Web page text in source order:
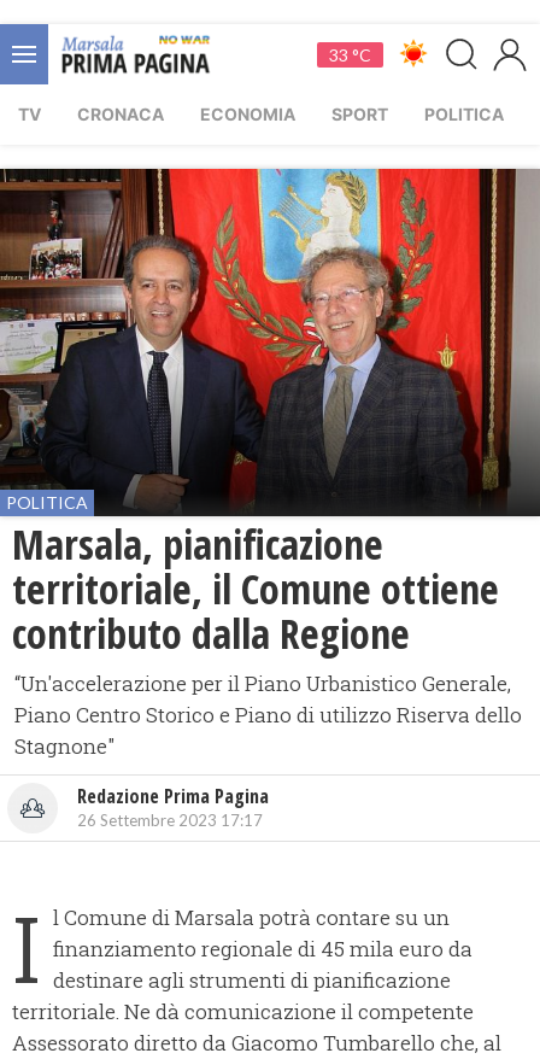
33 °C
TV CRONACA ECONOMIA SPORT POLITICA
POLITICA
Marsala, pianificazione
territoriale, il Comune ottiene
contributo dalla Regione
“Un'accelerazione per il Piano Urbanistico Generale,
Piano Centro Storico e Piano di utilizzo Riserva dello
Stagnone"
Redazione Prima Pagina
26 Settembre 2023 17:17
I l Comune di Marsala potrà contare su un
finanziamento regionale di 45 mila euro da
destinare agli strumenti di pianificazione
territoriale. Ne dà comunicazione il competente
Assessorato diretto da Giacomo Tumbarello che, al